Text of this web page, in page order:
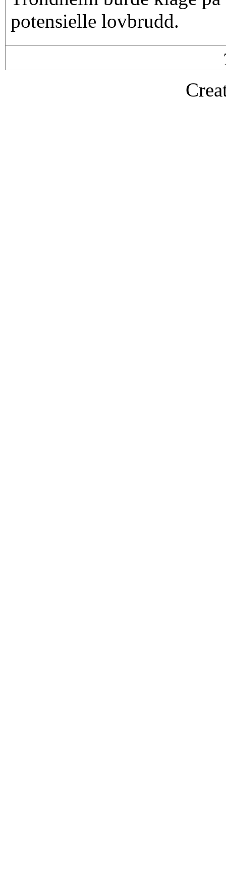
potensielle lovbrudd.